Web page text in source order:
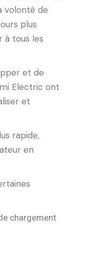
volonté de
plus
à tous les
et de
Electric ont
et
rapide,
en
chargement